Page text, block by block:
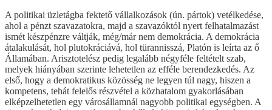
A politikai üzletágba fektető vállalkozások (ún. pártok) vetélkedése,
ahol a pénzt szavazatokra, majd a szavazóktól nyert felhatalmazást
ismét készpénzre váltják, még/már nem demokrácia. A demokrácia
átalakulását, hol plutokráciává, hol türannisszá, Platón is leírta az ő
Államában. Arisztotelész pedig legalább négyféle feltételt szab,
melyek hiányában szerinte lehetetlen az efféle berendezkedés. Az
első, hogy a demokratikus közösség ne legyen túl nagy, hiszen a
kompetens, tehát felelős részvétel a közhatalom gyakorlásában
elképzelhetetlen egy városállamnál nagyobb politikai egységben. A